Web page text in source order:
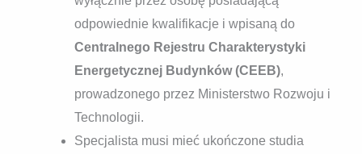
odpowiednie kwalifikacje i wpisaną do
Centralnego Rejestru Charakterystyki
Energetycznej Budynków (CEEB),
prowadzonego przez Ministerstwo Rozwoju i
Technologii.
Specjalista musi mieć ukończone studia